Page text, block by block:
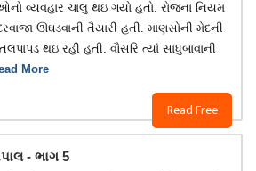
Read Free
વ્યવહાર ચાલુ થઇ ગયો હતો. રોજના નિયમ
ઊઘડવાની તૈયારી હતી. માણસોની મેદની
થઇ રહી હતી. વૌસરિ ત્યાં સાધુબાવાની
More
- ભાગ 5